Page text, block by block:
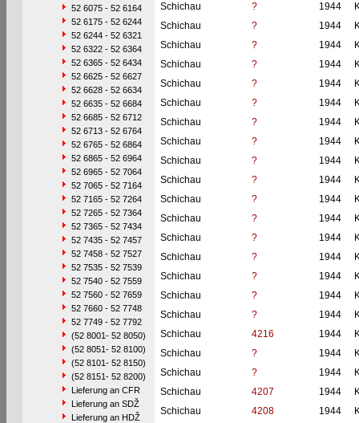
52 6075 - 52 6164
52 6175 - 52 6244
52 6244 - 52 6321
52 6322 - 52 6364
52 6365 - 52 6434
52 6625 - 52 6627
52 6628 - 52 6634
52 6635 - 52 6684
52 6685 - 52 6712
52 6713 - 52 6764
52 6765 - 52 6864
52 6865 - 52 6964
52 6965 - 52 7064
52 7065 - 52 7164
52 7165 - 52 7264
52 7265 - 52 7364
52 7365 - 52 7434
52 7435 - 52 7457
52 7458 - 52 7527
52 7535 - 52 7539
52 7540 - 52 7559
52 7560 - 52 7659
52 7660 - 52 7748
52 7749 - 52 7792
(52 8001- 52 8050)
(52 8051- 52 8100)
(52 8101- 52 8150)
(52 8151- 52 8200)
Lieferung an CFR
Lieferung an SDŽ
Lieferung an HDŽ
Schichau
? 1944
Schichau
? 1944
Schichau
? 1944
Schichau
? 1944
Schichau
? 1944
Schichau
? 1944
Schichau
? 1944
Schichau
? 1944
Schichau
? 1944
Schichau
? 1944
Schichau
? 1944
Schichau
? 1944
Schichau
? 1944
Schichau
? 1944
Schichau
? 1944
Schichau
? 1944
Schichau
? 1944
Schichau
4216 1944
Schichau
? 1944
Schichau
? 1944
Schichau
4207 1944
Schichau
4208 1944